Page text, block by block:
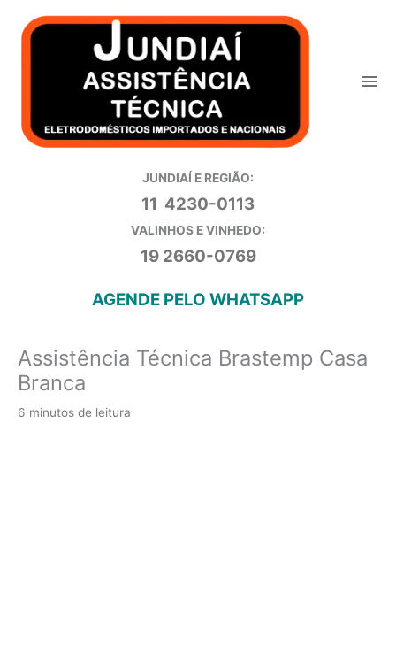
para
JUNDIAÍ E REGIÃO:
11 4230-0113
VALINHOS E VINHEDO:
19 2660-0769
AGENDE PELO WHATSAPP
Assistência Técnica Brastemp Casa
Branca
6 minutos de leitura